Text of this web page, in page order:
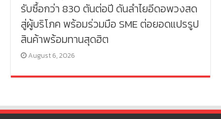
รับซื้อกว่า 830 ตันต่อปี ดันลำไยอีดอพวงสด
สู่ผู้บริโภค พร้อมร่วมมือ SME ต่อยอดแปรรูป
สินค้าพร้อมทานสุดฮิต
August 6, 2026